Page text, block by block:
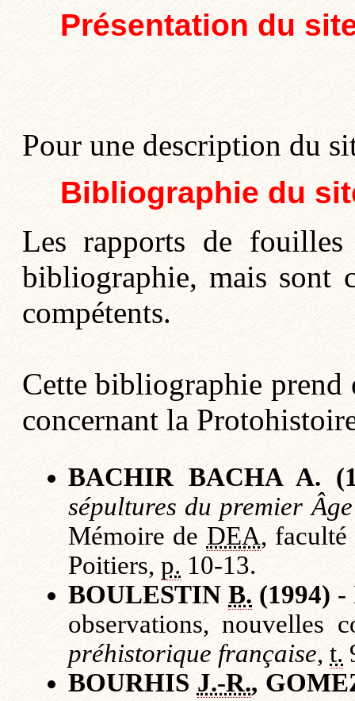
Présentation du
Pour une description du
Bibliographie du
Les rapports de
bibliographie, mais sont
compétents.
Cette bibliographie prend
concernant la
BACHIR BACHA A.
sépultures du premier
Mémoire de DEA, faculté
Poitiers,p. 10-13.
BOULESTINB. (1994) -
observations, nouvelles
préhistorique française,t.
BOURHIS J.-R.,